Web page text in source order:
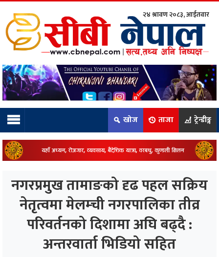
टिम:
२४ श्रावण २०८३, आईतवार
खोज ताजा ट्रेन्डीङ्ग
नगरप्रमुख तामाङको दृढ पहल सक्रिय
नेतृत्वमा मेलम्ची नगरपालिका तीव्र
परिवर्तनको दिशामा अघि बढ्दै :
अन्तरवार्ता भिडियो सहित